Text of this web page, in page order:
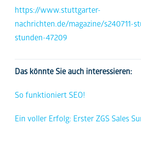
https://www.stuttgarter-
nachrichten.de/magazine/s240711-
stunden-47209
Das könnte Sie auch interessieren:
So funktioniert SEO!
Ein voller Erfolg: Erster ZGS Sales